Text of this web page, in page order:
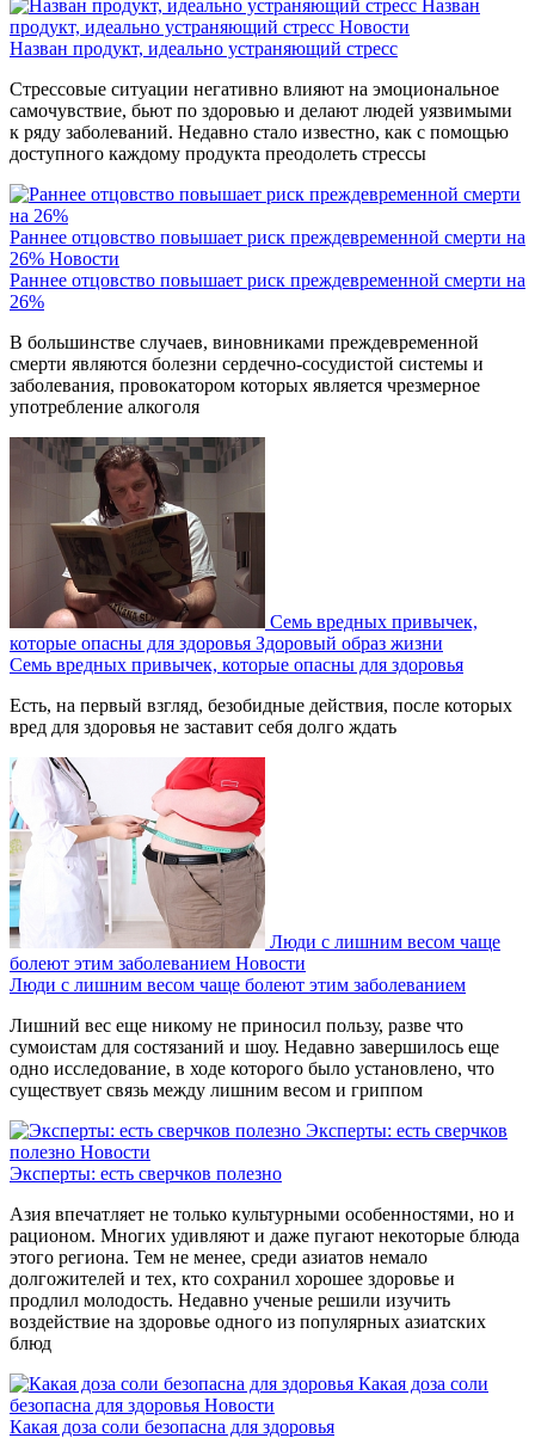
Назван
продукт, идеально устраняющий стресс Новости
Назван продукт, идеально устраняющий стресс
Стрессовые ситуации негативно влияют на эмоциональное
самочувствие, бьют по здоровью и делают людей уязвимыми
к ряду заболеваний. Недавно стало известно, как с помощью
доступного каждому продукта преодолеть стрессы
Раннее отцовство повышает риск преждевременной смерти на
26% Новости
Раннее отцовство повышает риск преждевременной смерти на
26%
В большинстве случаев, виновниками преждевременной
смерти являются болезни сердечно-сосудистой системы и
заболевания, провокатором которых является чрезмерное
употребление алкоголя
Семь вредных привычек,
которые опасны для здоровья Здоровый образ жизни
Семь вредных привычек, которые опасны для здоровья
Есть, на первый взгляд, безобидные действия, после которых
вред для здоровья не заставит себя долго ждать
Люди с лишним весом чаще
болеют этим заболеванием Новости
Люди с лишним весом чаще болеют этим заболеванием
Лишний вес еще никому не приносил пользу, разве что
сумоистам для состязаний и шоу. Недавно завершилось еще
одно исследование, в ходе которого было установлено, что
существует связь между лишним весом и гриппом
Эксперты: есть сверчков
полезно Новости
Эксперты: есть сверчков полезно
Азия впечатляет не только культурными особенностями, но и
рационом. Многих удивляют и даже пугают некоторые блюда
этого региона. Тем не менее, среди азиатов немало
долгожителей и тех, кто сохранил хорошее здоровье и
продлил молодость. Недавно ученые решили изучить
воздействие на здоровье одного из популярных азиатских
блюд
Какая доза соли
безопасна для здоровья Новости
Какая доза соли безопасна для здоровья